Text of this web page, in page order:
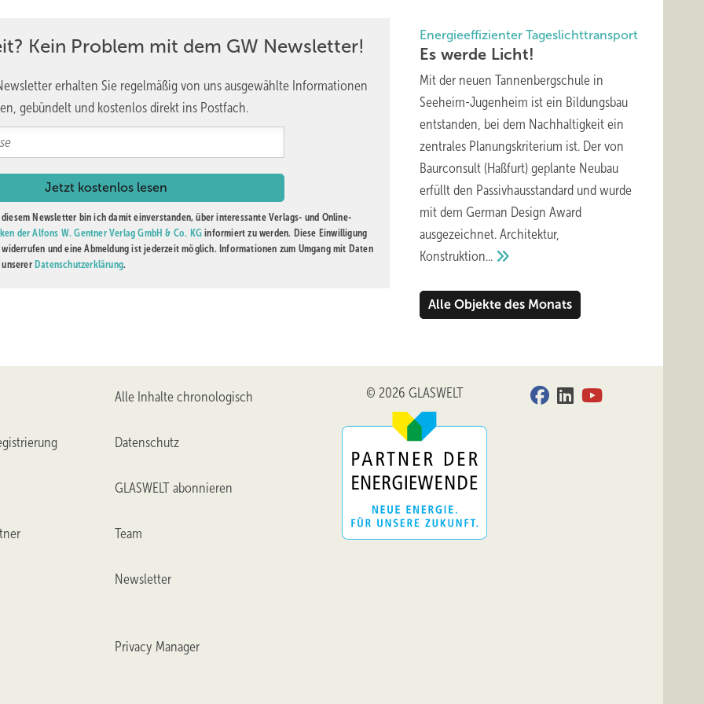
Dazu gehören ressourcenschonender Materialeinsatz, geringe
und ressourcenschonende Verwertung der Altfenster. Die
Denn bereits 1925 wurde der „Reichsausschuss für
in verändertem Zuschnitt bis heute im RAL-Bestand haben.
derzeit mehr als 220 überwiegend große deutsche Fensterhersteller.
für eine umfassende Gütesicherung von der Erstprüfung der
bis hin zu Fertigung und Montage.
Kein Problem mit dem GW Newsletter!
erhalten Sie regelmäßig von uns ausgewählte Informationen
gebündelt und kostenlos direkt ins Postfach.
diesem Newsletter bin ich damit einverstanden, über interessante Verlags- und Online-
der Alfons W. Gentner Verlag GmbH & Co. KG informiert zu werden. Diese Einwilligung
und eine Abmeldung ist jederzeit möglich. Informationen zum Umgang mit Daten
Datenschutzerklärung.
Energieeffizienter Tageslichttransport
Es werde Licht!
Mit der neuen Tannenbergschule in
Seeheim-Jugenheim ist ein Bildungsbau
entstanden, bei dem Nachhaltigkeit ein
zentrales Planungskriterium ist. Der von
Baurconsult (Haßfurt) geplante Neubau
erfüllt den Passivhausstandard und wurde
mit dem German Design Award
ausgezeichnet. Architektur,
Konstruktion...
Alle Objekte des Monats
Alle Inhalte chronologisch
Datenschutz
GLASWELT abonnieren
Team
Newsletter
Privacy Manager
© 2026 GLASWELT